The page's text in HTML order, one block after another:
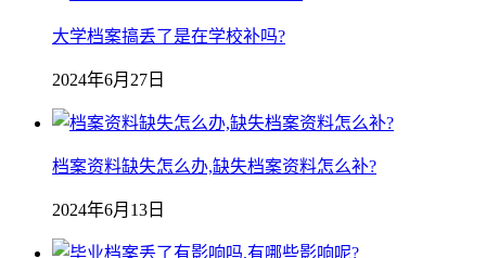
大学档案搞丢了是在学校补吗?
2024年6月27日
档案资料缺失怎么办,缺失档案资料怎么补?
2024年6月13日